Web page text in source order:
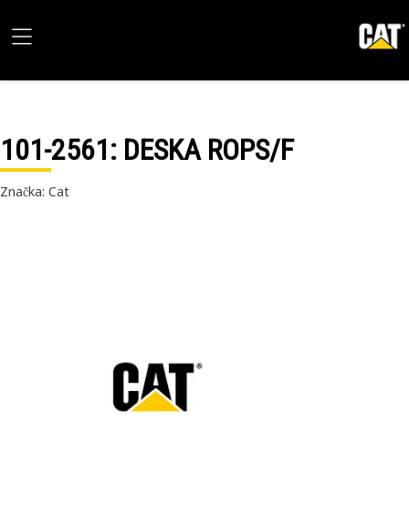
101-2561: DESKA ROPS/F
Značka: Cat